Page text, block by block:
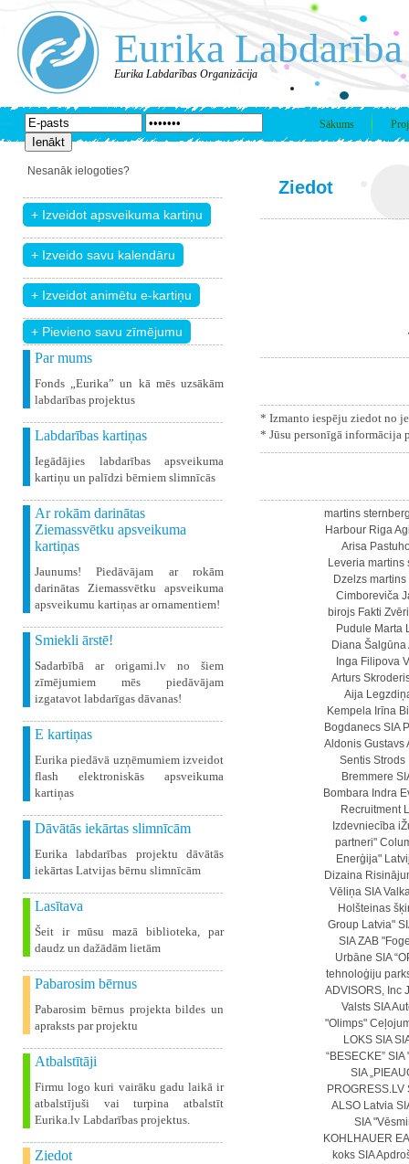
Eurika Labdarība
Eurika Labdarības Organizācija
Sākums
Nesanāk ielogoties?
+ Pievieno savu zīmējumu
Par mums
Fonds „Eurika” un kā mēs uzsākām
labdarības projektus
Labdarības kartiņas
Iegādājies labdarības apsveikuma
kartiņu un palīdzi bērniem slimnīcās
Ar rokām darinātas
Ziemassvētku apsveikuma
kartiņas
Jaunums! Piedāvājam ar rokām
darinātas Ziemassvētku apsveikuma
apsveikumu kartiņas ar ornamentiem!
Smiekli ārstē!
Sadarbībā ar origami.lv no šiem
zīmējumiem mēs piedāvājam
izgatavot labdarīgas dāvanas!
E kartiņas
Eurika piedāvā uzņēmumiem izveidot
flash elektroniskās apsveikuma
kartiņas
Dāvātās iekārtas slimnīcām
Eurika labdarības projektu dāvātās
iekārtas Latvijas bērnu slimnīcām
Lasītava
Šeit ir mūsu mazā biblioteka, par
daudz un dažādām lietām
Pabarosim bērnus
Pabarosim bērnus projekta bildes un
apraksts par projektu
Atbalstītāji
Firmu logo kuri vairāku gadu laikā ir
atbalstījuši vai turpina atbalstīt
Eurika.lv Labdarības projektus.
Ziedot
Ziedot
* Izmanto iespēju ziedot no
* Jūsu personīgā informācija
martins
Harbour Riga
Arisa
Leveria martins
Dzelzs martins
Cimboreviča
birojs Fakti
Pudule Marta
Diana Šalgūna
Inga Filipova
Arturs
Aija
Kempela Irīna
Bogdanecs SIA
Aldonis Gustavs
Sentis Strods
Bremmere
Bombara Indra
Recruitment
Izdevniecība
partneri"
Enerģija"
Dizaina
Vēliņa SIA
Holšteinas
Group Latvia"
SIA ZAB
Urbāne SIA
tehnoloģiju
ADVISORS, Inc
Valsts SIA
"Olimps"
LOKS SIA
“BESECKE” SIA
SIA
PROGRESS.LV
ALSO Latvia
SIA
KOHLHAUER
koks SIA